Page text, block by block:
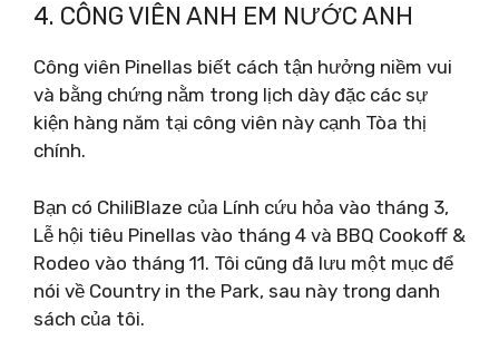
4. CÔNG VIÊN ANH EM NƯỚC ANH
Công viên Pinellas biết cách tận hưởng niềm vui
và bằng chứng nằm trong lịch dày đặc các sự
kiện hàng năm tại công viên này cạnh Tòa thị
chính.
Bạn có ChiliBlaze của Lính cứu hỏa vào tháng 3,
Lễ hội tiêu Pinellas vào tháng 4 và BBQ Cookoff &
Rodeo vào tháng 11. Tôi cũng đã lưu một mục để
nói về Country in the Park, sau này trong danh
sách của tôi.